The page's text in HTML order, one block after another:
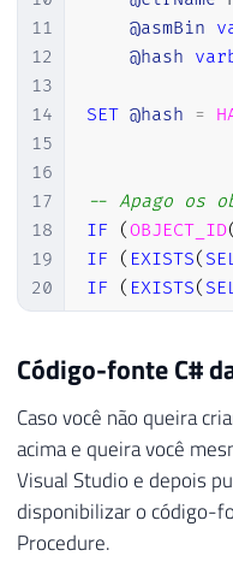
11
12
13
14
15
16
17
18
19
20
21
23
25
26
27
28
29
@asmBin
@hash
SET @hash =
-- Apago os
IF
(OBJECT_ID(
IF
( EXISTS(
IF
( EXISTS(
CREATE
FROM
WITH
-- Adiciono o
Código-fonte C#
Caso você não queira
acima e queira você
Visual Studio e depois
disponibilizar o código-
Procedure.